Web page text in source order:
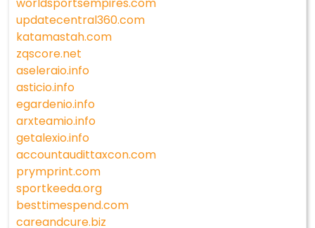
updatecentral360.com
katamastah.com
zqscore.net
aseleraio.info
asticio.info
egardenio.info
arxteamio.info
getalexio.info
accountaudittaxcon.com
prymprint.com
sportkeeda.org
besttimespend.com
careandcure.biz